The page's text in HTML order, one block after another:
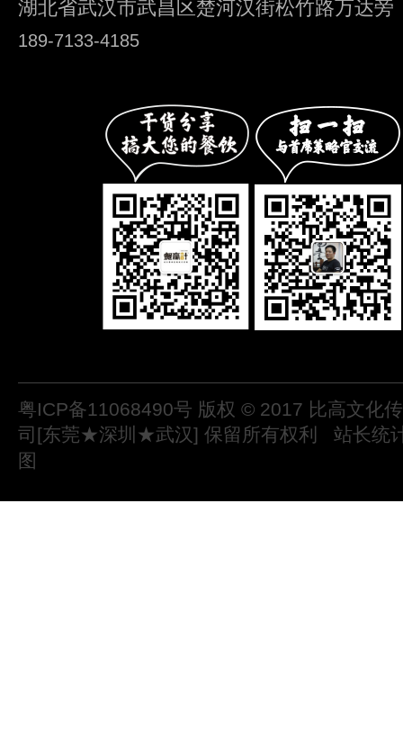
湖北省武汉市武昌区楚河汉街松竹路万达旁
189-7133-4185
粤ICP备11068490号 版权 © 2017 比高文化
司[东莞★深圳★武汉] 保留所有权利
站长统
图